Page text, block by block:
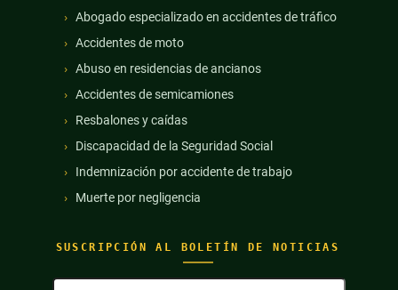
SUSCRIPCIÓN AL BOLETÍN DE NOTICIAS
Abogado especializado en accidentes de tráfico
Accidentes de moto
Abuso en residencias de ancianos
Accidentes de semicamiones
Resbalones y caídas
Discapacidad de la Seguridad Social
Indemnización por accidente de trabajo
Muerte por negligencia